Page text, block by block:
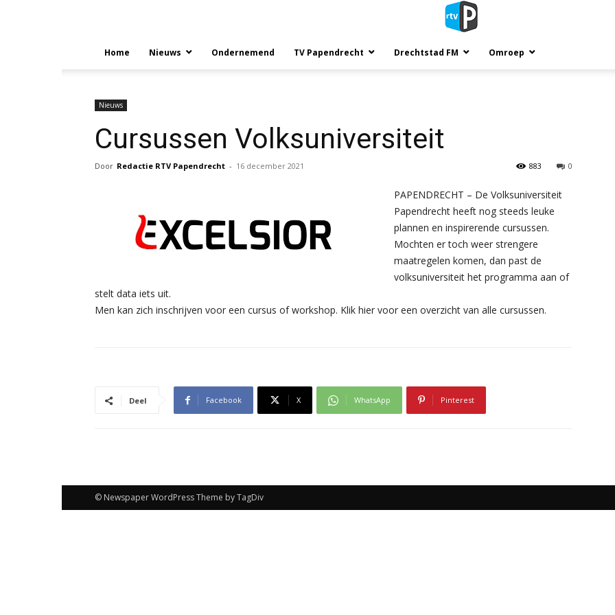
Home Nieuws Ondernemend TV Papendrecht Drechtstad FM Omroep
Nieuws
Cursussen Volksuniversiteit
Door Redactie RTV Papendrecht - 16 december 2021 0
883
PAPENDRECHT – De Volksuniversiteit
Papendrecht heeft nog steeds leuke
plannen en inspirerende cursussen.
Mochten er toch weer strengere
maatregelen komen, dan past de
volksuniversiteit het programma aan of
stelt data iets uit.
Men kan zich inschrijven voor een cursus of workshop. Klik hier voor een overzicht van alle cursussen.
Deel Facebook X WhatsApp Pinterest
© Newspaper WordPress Theme by TagDiv